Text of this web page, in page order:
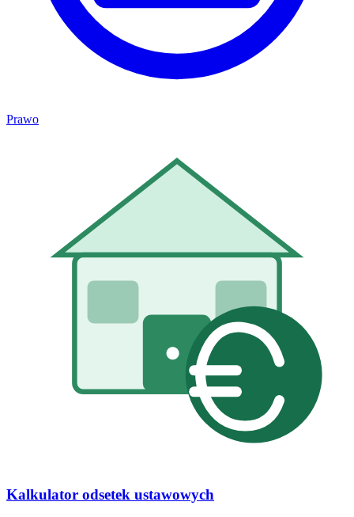
Prawo
Kalkulator odsetek ustawowych